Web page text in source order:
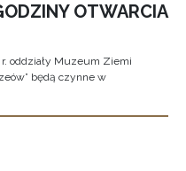
OTWARCIA
oddziały Muzeum Ziemi
będą czynne w